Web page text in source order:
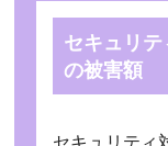
セキュリ
の被害額
セキュリティ